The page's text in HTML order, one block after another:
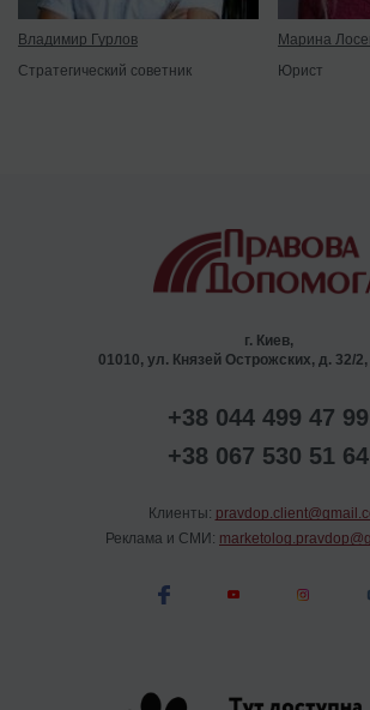
Владимир Гурлов
Стратегический советник
Марина
Юрист
г. Киев,
01010, ул. Князей Острожских, д. 32/
+38 044 499 47 99
+38 067 530 51 64
Клиенты:
Реклама и СМИ: